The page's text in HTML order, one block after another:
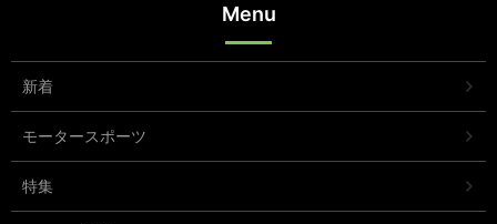
Menu
新着
モータースポーツ
特集